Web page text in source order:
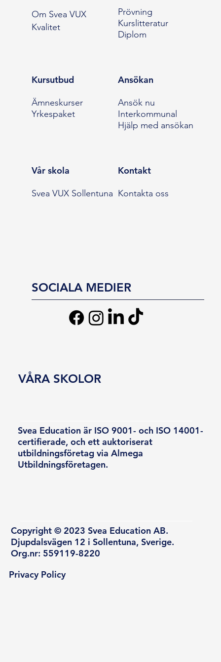
Om Svea VUX
Kvalitet
Prövning
Kurslitteratur
Diplom
Kursutbud
Ämneskurser
Yrkespaket
Ansökan
Ansök nu
Interkommunal
Hjälp med ansökan
Vår skola
Svea VUX Sollentuna
Kontakt
Kontakta oss
SOCIALA MEDIER
Svea Education är ISO 9001- och ISO 14001-
certifierade, och ett auktoriserat
utbildningsföretag via Almega
Utbildningsföretagen.
Copyright © 2023 Svea Education AB.
Djupdalsvägen 12 i Sollentuna, Sverige.
Org.nr: 559119-8220
VÅRA SKOLOR
Privacy Policy